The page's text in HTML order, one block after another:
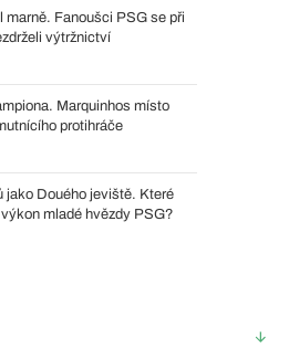
marně. Fanoušci PSG se při
výtržnictví
Marquinhos místo
protihráče
jako Douého jeviště. Které
mladé hvězdy PSG?